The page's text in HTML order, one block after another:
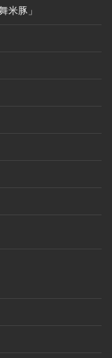
米豚」